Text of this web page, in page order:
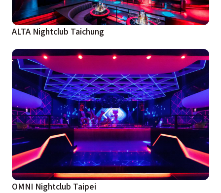
ALTA Nightclub Taichung
OMNI Nightclub Taipei